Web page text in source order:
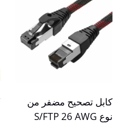
كابل تصحيح مضفر من
نوع S/FTP 26 AWG